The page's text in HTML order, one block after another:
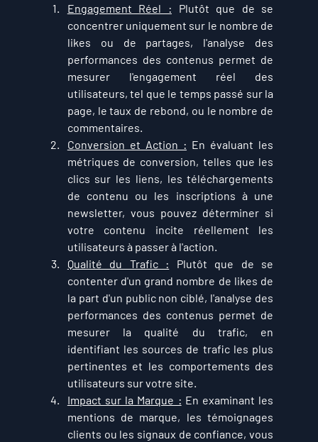
Engagement Réel : Plutôt que de se
concentrer uniquement sur le nombre de
likes ou de partages, l'analyse des
performances des contenus permet de
mesurer l'engagement réel des
utilisateurs, tel que le temps passé sur la
page, le taux de rebond, ou le nombre de
commentaires.
Conversion et Action : En évaluant les
métriques de conversion, telles que les
clics sur les liens, les téléchargements
de contenu ou les inscriptions à une
newsletter, vous pouvez déterminer si
votre contenu incite réellement les
utilisateurs à passer à l'action.
Qualité du Trafic : Plutôt que de se
contenter d'un grand nombre de likes de
la part d'un public non ciblé, l'analyse des
performances des contenus permet de
mesurer la qualité du trafic, en
identifiant les sources de trafic les plus
pertinentes et les comportements des
utilisateurs sur votre site.
Impact sur la Marque : En examinant les
mentions de marque, les témoignages
clients ou les signaux de confiance, vous